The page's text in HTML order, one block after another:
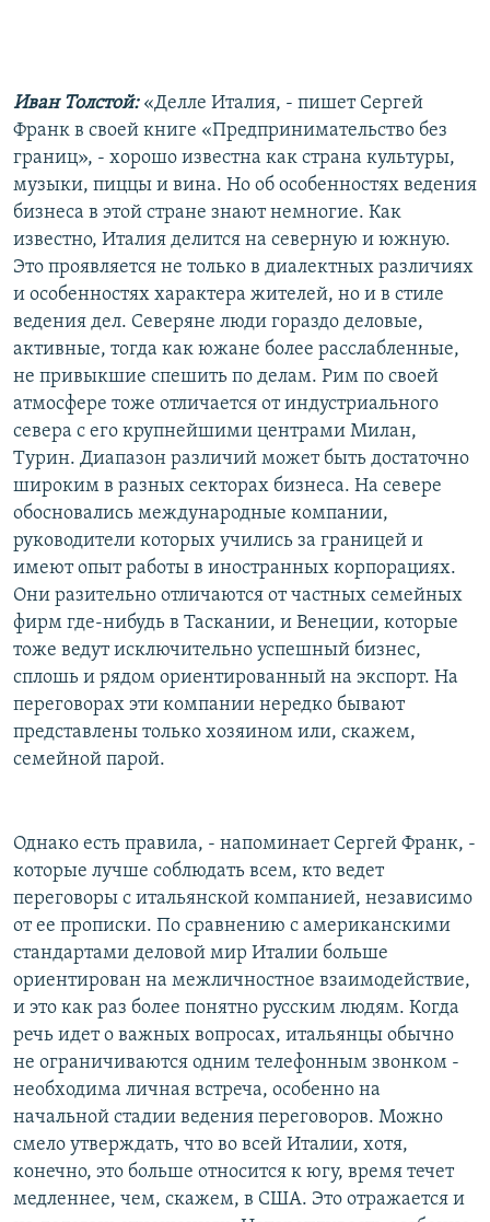
Иван Толстой: «Делле Италия, - пишет Сергей
Франк в своей книге «Предпринимательство без
границ», - хорошо известна как страна культуры,
музыки, пиццы и вина. Но об особенностях ведения
бизнеса в этой стране знают немногие. Как
известно, Италия делится на северную и южную.
Это проявляется не только в диалектных различиях
и особенностях характера жителей, но и в стиле
ведения дел. Северяне люди гораздо деловые,
активные, тогда как южане более расслабленные,
не привыкшие спешить по делам. Рим по своей
атмосфере тоже отличается от индустриального
севера с его крупнейшими центрами Милан,
Турин. Диапазон различий может быть достаточно
широким в разных секторах бизнеса. На севере
обосновались международные компании,
руководители которых учились за границей и
имеют опыт работы в иностранных корпорациях.
Они разительно отличаются от частных семейных
фирм где-нибудь в Таскании, и Венеции, которые
тоже ведут исключительно успешный бизнес,
сплошь и рядом ориентированный на экспорт. На
переговорах эти компании нередко бывают
представлены только хозяином или, скажем,
семейной парой.
Однако есть правила, - напоминает Сергей Франк, -
которые лучше соблюдать всем, кто ведет
переговоры с итальянской компанией, независимо
от ее прописки. По сравнению с американскими
стандартами деловой мир Италии больше
ориентирован на межличностное взаимодействие,
и это как раз более понятно русским людям. Когда
речь идет о важных вопросах, итальянцы обычно
не ограничиваются одним телефонным звонком -
необходима личная встреча, особенно на
начальной стадии ведения переговоров. Можно
смело утверждать, что во всей Италии, хотя,
конечно, это больше относится к югу, время течет
медленнее, чем, скажем, в США. Это отражается и